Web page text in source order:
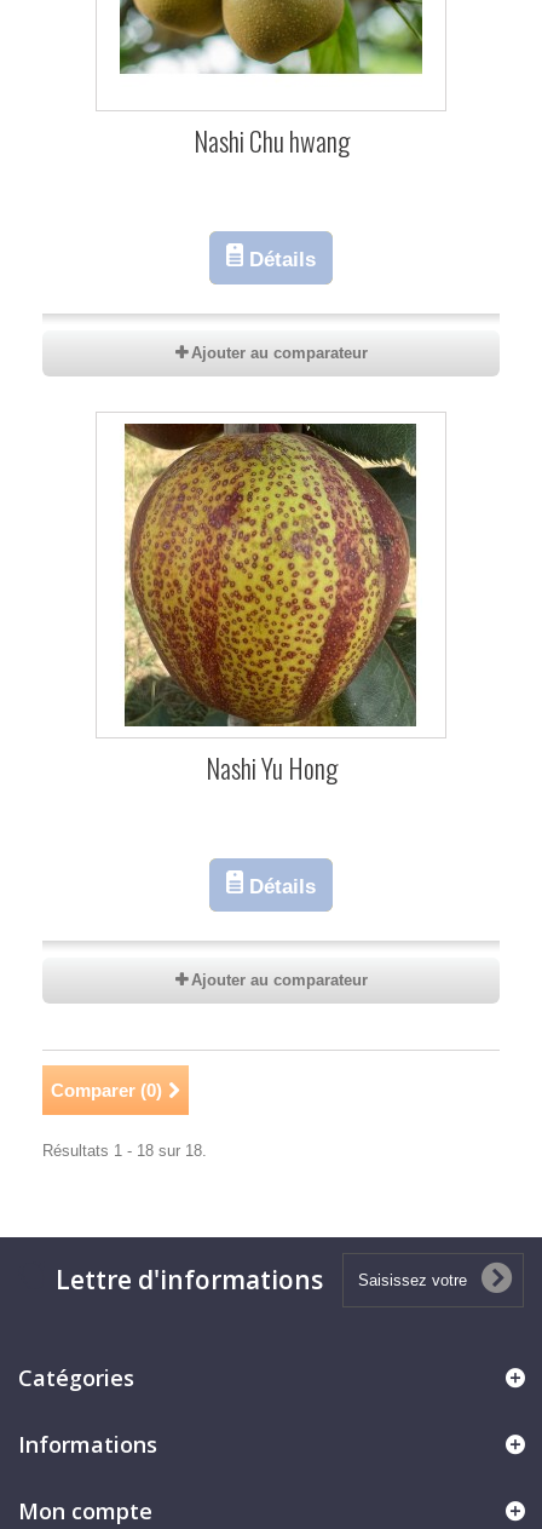
Nashi Chu hwang
Détails
Ajouter au comparateur
Nashi Yu Hong
Détails
Ajouter au comparateur
Comparer (0)
Résultats 1 - 18 sur 18.
Lettre d'informations
Catégories
Informations
Mon compte